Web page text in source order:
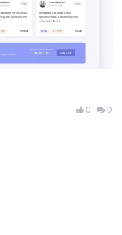
0 0